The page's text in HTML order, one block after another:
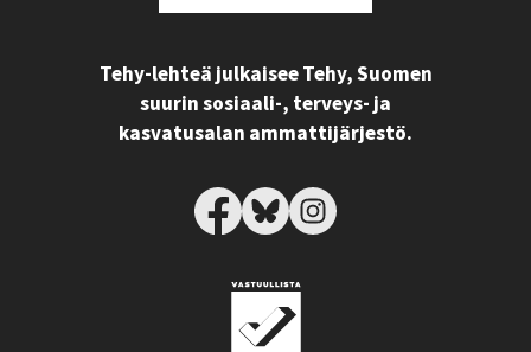
Tehy-lehteä julkaisee Tehy, Suomen
suurin sosiaali-, terveys- ja
kasvatusalan ammattijärjestö.